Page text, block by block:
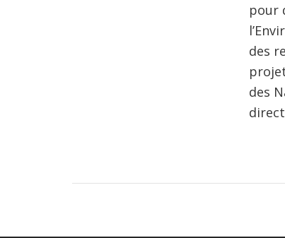
pour
des
des